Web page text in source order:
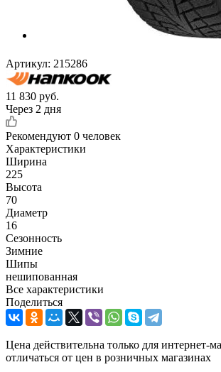
Артикул: 215286
11 830 руб.
Через 2 дня
Рекомендуют 0 человек
Характеристики
Ширина
225
Высота
70
Диаметр
16
Сезонность
Зимние
Шипы
нешипованная
Все характеристики
Поделиться
Цена действительна только для интернет-
отличаться от цен в розничных магазинах